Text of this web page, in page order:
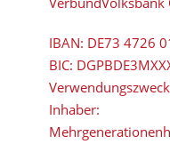
IBAN: DE73 4726
BIC:
Inhaber: